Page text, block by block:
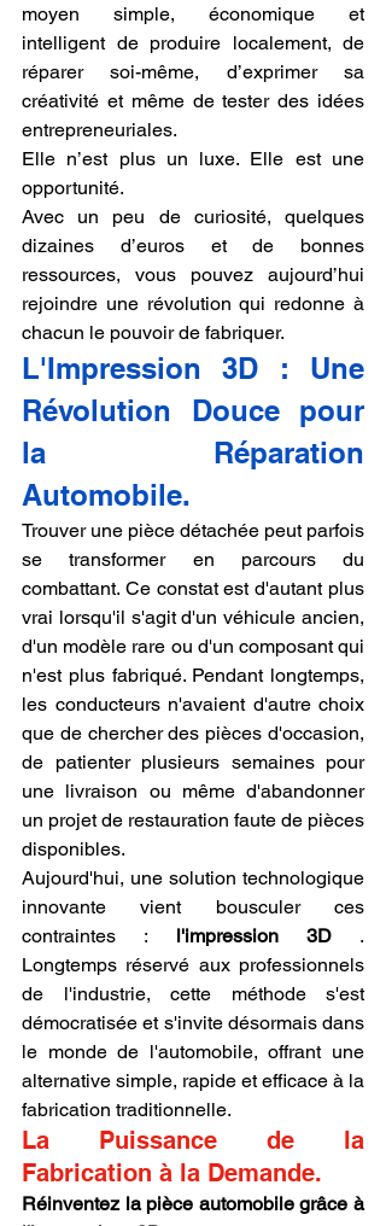
moyen simple, économique et
intelligent de produire localement, de
réparer soi-même, d’exprimer sa
créativité et même de tester des idées
entrepreneuriales.
Elle n’est plus un luxe. Elle est une
opportunité.
Avec un peu de curiosité, quelques
dizaines d’euros et de bonnes
ressources, vous pouvez aujourd’hui
rejoindre une révolution qui redonne à
chacun le pouvoir de fabriquer.
L'Impression 3D : Une
Révolution Douce pour
la Réparation
Automobile.
Trouver une pièce détachée peut parfois
se transformer en parcours du
combattant. Ce constat est d'autant plus
vrai lorsqu'il s'agit d'un véhicule ancien,
d'un modèle rare ou d'un composant qui
n'est plus fabriqué. Pendant longtemps,
les conducteurs n'avaient d'autre choix
que de chercher des pièces d'occasion,
de patienter plusieurs semaines pour
une livraison ou même d'abandonner
un projet de restauration faute de pièces
disponibles.
Aujourd'hui, une solution technologique
innovante vient bousculer ces
contraintes : l'impression 3D .
Longtemps réservé aux professionnels
de l'industrie, cette méthode s'est
démocratisée et s'invite désormais dans
le monde de l'automobile, offrant une
alternative simple, rapide et efficace à la
fabrication traditionnelle.
La Puissance de la
Fabrication à la Demande.
Réinventez la pièce automobile grâce à